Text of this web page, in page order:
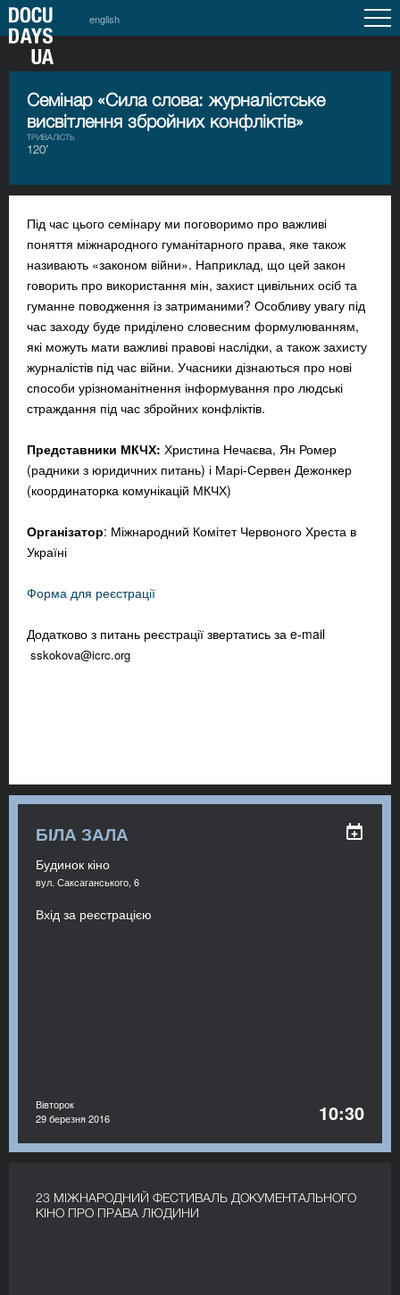
english
Семінар «Сила слова: журналістське
висвітлення збройних конфліктів»
ТРИВАЛІСТЬ
120’
Під час цього семінару ми поговоримо про важливі
поняття міжнародного гуманітарного права, яке також
називають «законом війни». Наприклад, що цей закон
говорить про використання мін, захист цивільних осіб та
гуманне поводження із затриманими? Особливу увагу під
час заходу буде приділено словесним формулюванням,
які можуть мати важливі правові наслідки, а також захисту
журналістів під час війни. Учасники дізнаються про нові
способи урізноманітнення інформування про людські
страждання під час збройних конфліктів.
Представники МКЧХ: Христина Нечаєва, Ян Ромер
(радники з юридичних питань) і Марі-Сервен Дежонкер
(координаторка комунікацій МКЧХ)
Організатор: Міжнародний Комітет Червоного Хреста в
Україні
Форма для реєстрації
Додатково з питань реєстрації звертатись за e-mail
sskokova@icrc.org
БІЛА ЗАЛА
Будинок кіно
вул. Саксаганського, 6
Вхід за реєстрацією
Вівторок
29 березня 2016
10:30
23 МІЖНАРОДНИЙ ФЕСТИВАЛЬ ДОКУМЕНТАЛЬНОГО
КІНО ПРО ПРАВА ЛЮДИНИ